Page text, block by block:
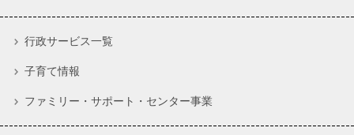
行政サービス一覧
子育て情報
ファミリー・サポート・センター事業